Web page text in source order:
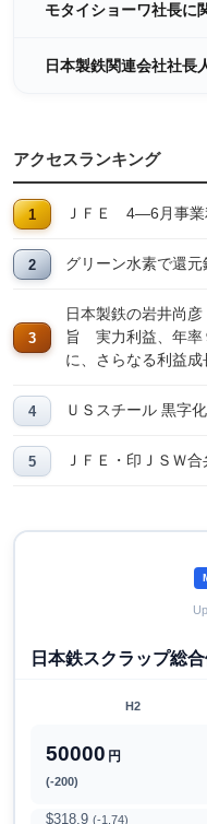
モタイショーワ社長
日本製鉄関連会社社
アクセスランキング
ＪＦＥ 4―6月事
グリーン水素で還
日本製鉄の岩井尚
旨 実力利益、年率
に、さらなる利益成
ＵＳスチール 黒字
ＪＦＥ・印ＪＳＷ
日本鉄スクラップ総
H2
50000 円
(-200)
$318.9 (-1.74)